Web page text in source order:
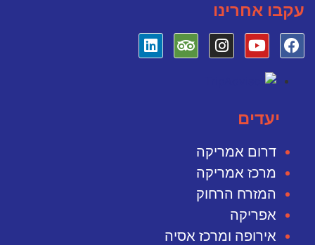
עקבו אחרינו
יעדים
דרום אמריקה
מרכז אמריקה
המזרח הרחוק
אפריקה
אירופה ומרכז אסיה